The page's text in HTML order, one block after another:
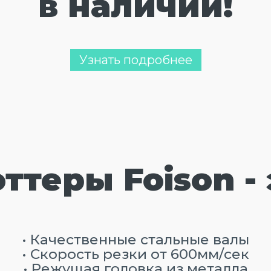
Узнать подробнее
Foison -
• Качественные стальные валы
• Скорость резки от 600мм/сек